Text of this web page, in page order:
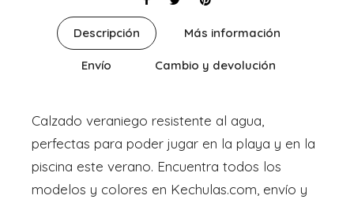
Descripción Más información
Envío Cambio y devolución
Calzado veraniego resistente al agua,
perfectas para poder jugar en la playa y en la
piscina este verano. Encuentra todos los
modelos y colores en Kechulas.com, envío y